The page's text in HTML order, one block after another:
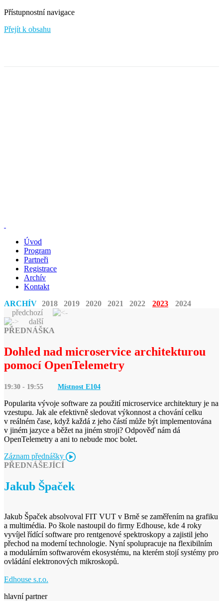
Přístupnostní navigace
Přejít k obsahu
Úvod
Program
Partneři
Registrace
Archív
Kontakt
ARCHÍV 2018 2019 2020 2021 2022 2023
2024
předchozí
další
PŘEDNÁŠKA
Dohled nad microservice architekturou
pomocí OpenTelemetry
19:30 - 19:55 Místnost E104
Popularita vývoje software za použití microservice architektury je na
vzestupu. Jak ale efektivně sledovat výkonnost a chování celku
v reálném čase, když každá z jeho částí může být implementována
v jiném jazyce a běžet na jiném stroji? Odpověď nám dá
OpenTelemetry a ani to nebude moc bolet.
Záznam přednášky
PŘEDNÁŠEJÍCÍ
Jakub Špaček
Jakub Špaček absolvoval FIT VUT v Brně se zaměřením na grafiku
a multimédia. Po škole nastoupil do firmy Edhouse, kde 4 roky
vyvíjel řídící software pro rentgenové spektroskopy a zajistil jeho
přechod na moderní technologie. Nyní spolupracuje na flexibilním
a modulárním softwarovém ekosystému, na kterém stojí systémy pro
ovládání elektronových mikroskopů.
Edhouse s.r.o.
hlavní partner